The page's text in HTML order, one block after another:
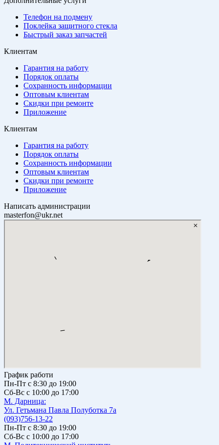
Телефон на подмену
Поклейка защитного стекла
Быстрый заказ запчастей
Клиентам
Гарантия на работу
Порядок оплаты
Сохранность информации
Оптовым клиентам
Скидки при ремонте
Приложение
Клиентам
Гарантия на работу
Порядок оплаты
Сохранность информации
Оптовым клиентам
Скидки при ремонте
Приложение
Написать администрации
masterfon@ukr.net
График работи
Пн-Пт с 8:30 до 19:00
Сб-Вс с 10:00 до 17:00
М. Дарницa:
Ул. Гетьмана Павла Полуботка 7а
(093)756-13-22
Пн-Пт с 8:30 до 19:00
Сб-Вс с 10:00 до 17:00